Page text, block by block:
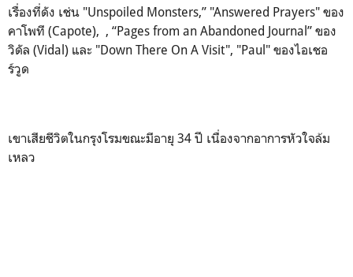
เรื่องที่ดัง เช่น "Unspoiled Monsters,” "Answered Prayers" ของ
คาโพที (Capote), , “Pages from an Abandoned Journal” ของ
วิดัล (Vidal) และ "Down There On A Visit", "Paul" ของไอเชอ
ร์วูด
เขาเสียชีวิตในกรุงโรมขณะมีอายุ 34 ปี เนื่องจากอาการหัวใจล้ม
เหลว